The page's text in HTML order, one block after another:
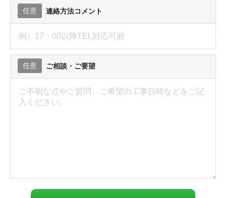
任意 連絡方法コメント
任意 ご相談・ご要望